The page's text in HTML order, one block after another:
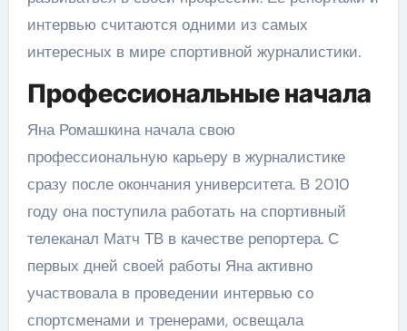
интервью считаются одними из самых
интересных в мире спортивной журналистики.
Профессиональные начала
Яна Ромашкина начала свою
профессиональную карьеру в журналистике
сразу после окончания университета. В 2010
году она поступила работать на спортивный
телеканал Матч ТВ в качестве репортера. С
первых дней своей работы Яна активно
участвовала в проведении интервью со
спортсменами и тренерами, освещала